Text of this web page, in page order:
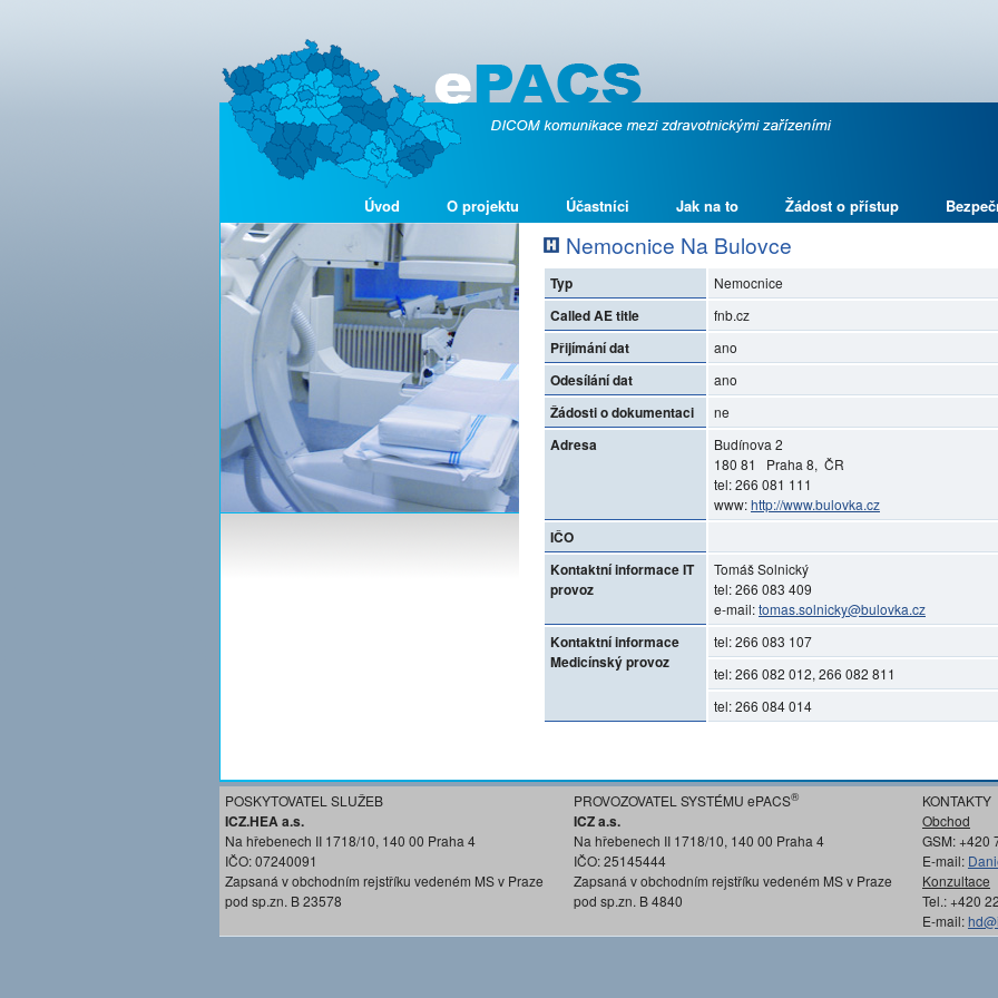
Úvod O projektu Účastníci Jak na to Žádost o přístup
Nemocnice Na Bulovce
Typ Nemocnice
Called AE title fnb.cz
Přijímání dat ano
Odesílání dat ano
Žádosti o dokumentaci ne
Adresa
Budínova 2
180 81 Praha 8, ČR
tel: 266 081 111
www:http://www.bulovka.cz
IČO
Kontaktní informace IT
provoz
Tomáš Solnický
tel: 266 083 409
e-mail:tomas.solnicky@bulovka.cz
Kontaktní informace
Medicínský provoz
tel: 266 083 107
tel: 266 082 012, 266 082 811
tel: 266 084 014
POSKYTOVATEL SLUŽEB
ICZ.HEA a.s.
Na hřebenech II 1718/10, 140 00 Praha 4
IČO: 07240091
Zapsaná v obchodním rejstříku vedeném MS v Praze
pod sp.zn. B 23578
PROVOZOVATEL SYSTÉMU ePACS®
ICZ a.s.
Na hřebenech II 1718/10, 140 00 Praha 4
IČO: 25145444
Zapsaná v obchodním rejstříku vedeném MS v Praze
pod sp.zn. B 4840
KONTAKTY
Obchod
GSM: +420
E-mail:
Konzultace
Tel.: +420
E-mail: